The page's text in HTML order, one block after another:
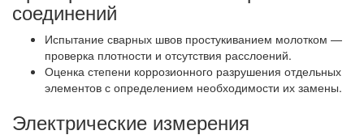
соединений
Испытание сварных швов простукиванием молотком —
проверка плотности и отсутствия расслоений.
Оценка степени коррозионного разрушения отдельных
элементов с определением необходимости их замены.
Электрические измерения